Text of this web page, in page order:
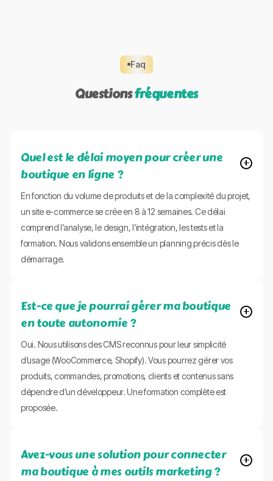
Faq
Questionsfréquentes
Quel est le délai moyen pour créer une
boutique en ligne ?
En fonction du volume de produits et de la complexité du projet,
un site e-commerce se crée en 8 à 12 semaines. Ce délai
comprend l’analyse, le design, l’intégration, les tests et la
formation. Nous validons ensemble un planning précis dès le
démarrage.
Est-ce que je pourrai gérer ma boutique
en toute autonomie ?
Oui. Nous utilisons des CMS reconnus pour leur simplicité
d’usage (WooCommerce, Shopify). Vous pourrez gérer vos
produits, commandes, promotions, clients et contenus sans
dépendre d’un développeur. Une formation complète est
proposée.
Avez-vous une solution pour connecter
ma boutique à mes outils marketing ?